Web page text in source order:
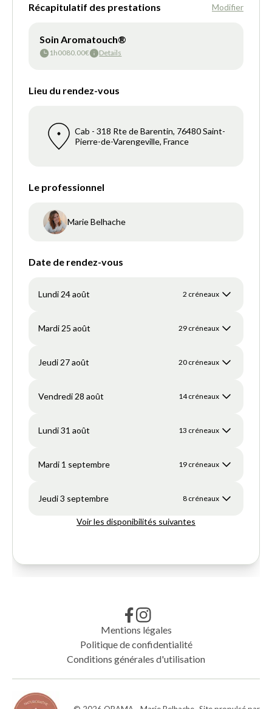
Mentions légales
Politique de confidentialité
Conditions générales d'utilisation